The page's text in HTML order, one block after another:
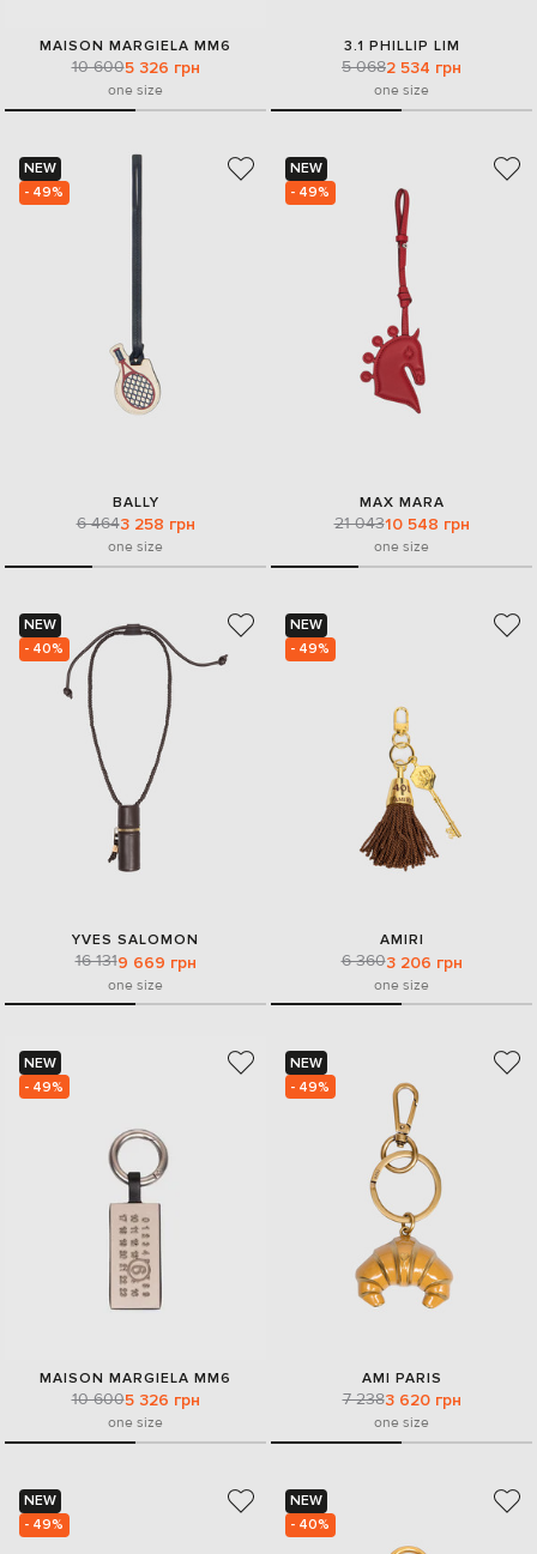
MAISON MARGIELA MM6
10 6005 326 грн
one size
3.1 PHILLIP LIM
5 0682 534 грн
one size
NEW
- 49%
BALLY
6 4643 258 грн
one size
NEW
- 49%
MAX MARA
21 04310 548 грн
one size
NEW
- 40%
YVES SALOMON
16 1319 669 грн
one size
NEW
- 49%
AMIRI
6 3603 206 грн
one size
NEW
- 49%
MAISON MARGIELA MM6
10 6005 326 грн
one size
NEW
- 49%
AMI PARIS
7 2383 620 грн
one size
NEW
- 49%
NEW
- 40%